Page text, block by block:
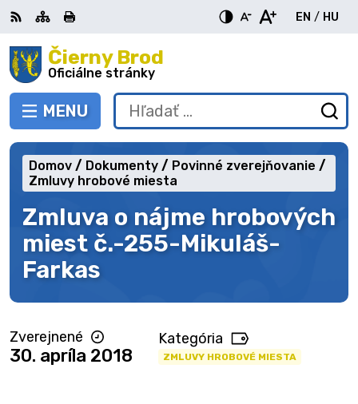
Preskočiť
na
obsah Čierny Brod
Oficiálne stránky
PREPNÚŤ
MENU
RSS MapaTlačiť
EN
English
/ HU
Hľadať:
Zmluva o nájme hrobových
miest č.-255-Mikuláš-
Farkas
Domov Dokumenty
Povinné zverejňovanie
Zmluvy hrobové miesta
Zverejnené
30. apríla 2018
Kategória
ZMLUVY HROBOVÉ MIESTA